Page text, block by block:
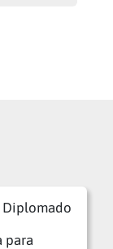
Diplomado
para